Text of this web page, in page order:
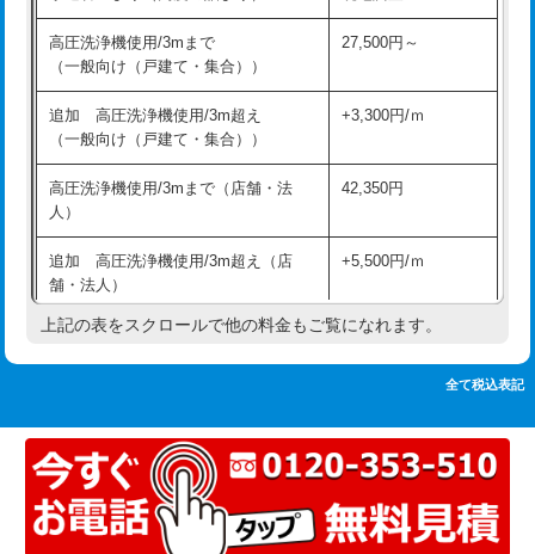
追加人工 16,500円
廃棄・処分 現場見積
※給水管工事は20mmまでの価格です。
持込商品取付（混合水栓）
持込商品取付（浄水器・分岐水栓） 16,500円
業）
排水管工事（追加 排水管工事/3ｍ超
え）
マス交換（土の掘削・埋め戻し作業） 11,000円~
マス交換（深さ50㎝以上） 66,000円
コンクリート斫り（厚さ10㎝まで） 27,500円
高圧洗浄機使用/3mまで
（一般向け（戸建て・集合））
27,500円～
追加 高圧洗浄機使用/3m超え
（一般向け（戸建て・集合））
+3,300円/ｍ
高圧洗浄機使用/3mまで（店舗・法
人）
42,350円
追加 高圧洗浄機使用/3m超え（店
舗・法人）
+5,500円/ｍ
高度高圧洗浄換 現地調査
トーラー機使用/3mまで 33,000円
追加トーラー機使用/3m超え +3,300円
カメラ調査 33,000円
上記の表をスクロールで他の料金もご覧になれます。
全て税込表記